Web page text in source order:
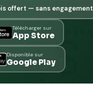
offert — sans engagement
Télécharger sur
App Store
Disponible sur
Google Play